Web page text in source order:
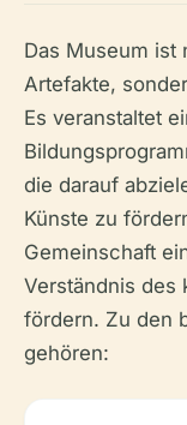
Das Museum
Artefakte,
Es veranstaltet
die darauf
Künste zu
Gemeinschaft
Verständnis des
fördern. Zu den
gehören: